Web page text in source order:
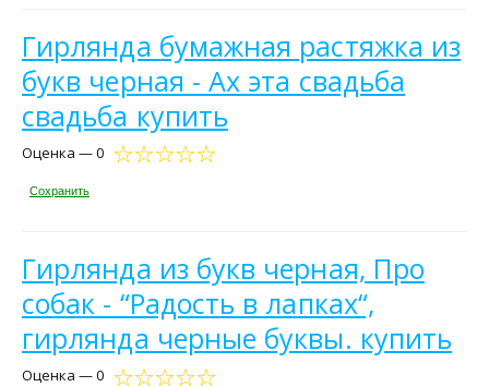
Гирлянда бумажная растяжка из
букв черная - Ах эта свадьба
свадьба купить
Оценка — 0
Сохранить
Гирлянда из букв черная, Про
собак - “Радость в лапках“,
гирлянда черные буквы. купить
Оценка — 0